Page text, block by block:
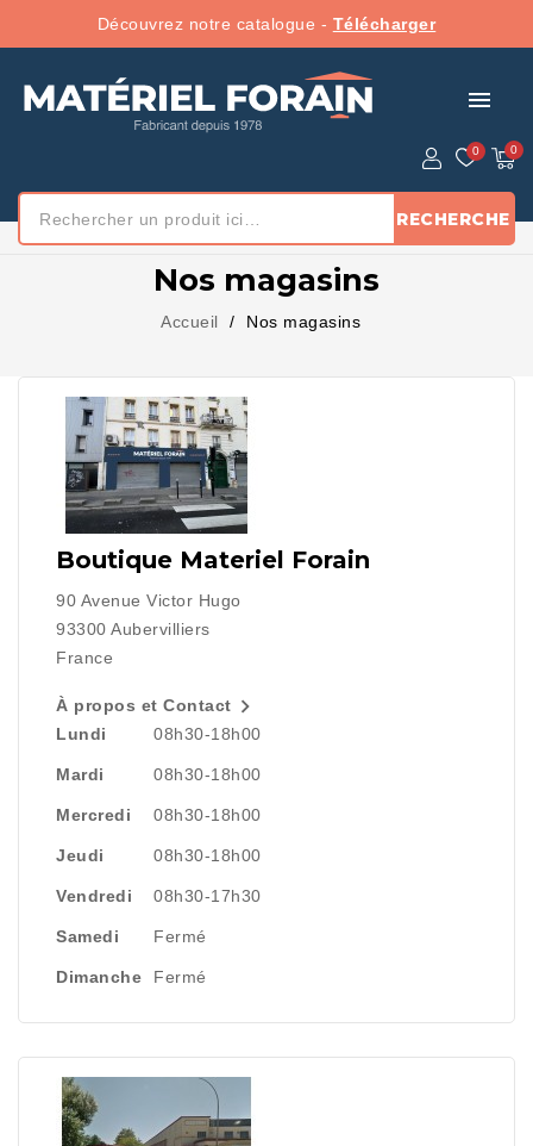
Découvrez notre catalogue - Télécharger
menu
RECHERCHE
Nos magasins
Accueil Nos magasins
Boutique Materiel Forain
90 Avenue Victor Hugo
93300 Aubervilliers
France
À propos et Contact 
Lundi 08h30-18h00
Mardi 08h30-18h00
Mercredi 08h30-18h00
Jeudi 08h30-18h00
Vendredi 08h30-17h30
Samedi Fermé
Dimanche Fermé